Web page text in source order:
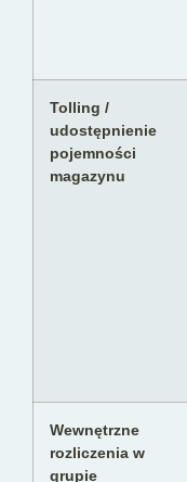
Tolling /
udostępnienie
pojemności
magazynu
Wewnętrzne
rozliczenia w
grupie